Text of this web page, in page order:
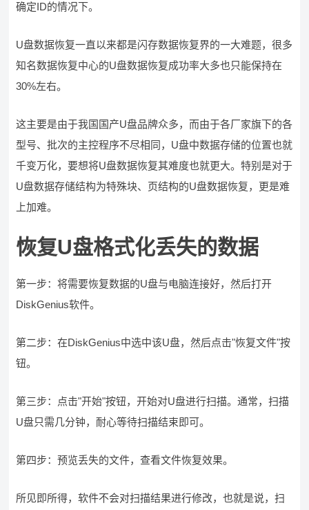
确定ID的情况下。
U盘数据恢复一直以来都是闪存数据恢复界的一大难题，很多
知名数据恢复中心的U盘数据恢复成功率大多也只能保持在
30%左右。
这主要是由于我国国产U盘品牌众多，而由于各厂家旗下的各
型号、批次的主控程序不尽相同，U盘中数据存储的位置也就
千变万化，要想将U盘数据恢复其难度也就更大。特别是对于
U盘数据存储结构为特殊块、页结构的U盘数据恢复，更是难
上加难。
恢复U盘格式化丢失的数据
第一步：将需要恢复数据的U盘与电脑连接好，然后打开
DiskGenius软件。
第二步：在DiskGenius中选中该U盘，然后点击"恢复文件"按
钮。
第三步：点击"开始"按钮，开始对U盘进行扫描。通常，扫描
U盘只需几分钟，耐心等待扫描结束即可。
第四步：预览丢失的文件，查看文件恢复效果。
所见即所得，软件不会对扫描结果进行修改，也就是说，扫